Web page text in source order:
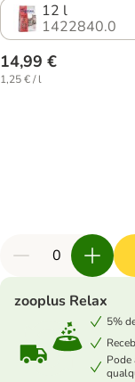
12 l
1422840.0
14,99 €
1,25 € / l
zooplus Relax
5%
Pode